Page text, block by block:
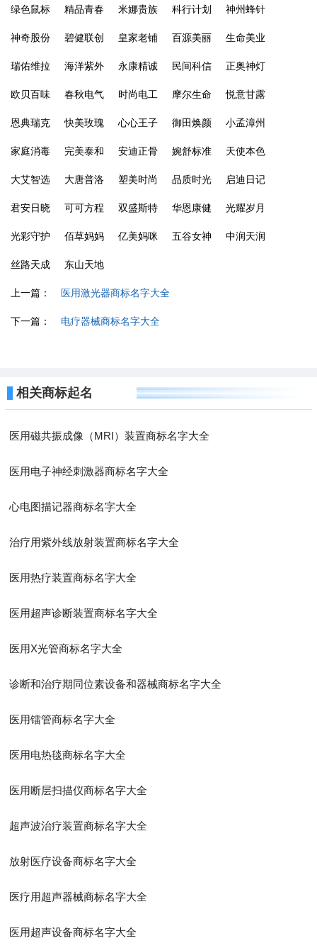
绿色鼠标 精品青春 米娜贵族 科行计划 神州蜂针
神奇股份 碧健联创 皇家老铺 百源美丽 生命美业
瑞佑维拉 海洋紫外 永康精诚 民间科信 正奥神灯
欧贝百味 春秋电气 时尚电工 摩尔生命 悦意甘露
恩典瑞克 快美玫瑰 心心王子 御田焕颜 小孟漳州
家庭消毒 完美泰和 安迪正骨 婉舒标准 天使本色
大艾智选 大唐普洛 塑美时尚 品质时光 启迪日记
君安日晓 可可方程 双盛斯特 华恩康健 光耀岁月
光彩守护 佰草妈妈 亿美妈咪 五谷女神 中润天润
丝路天成 东山天地
上一篇： 医用激光器商标名字大全
下一篇： 电疗器械商标名字大全
相关商标起名
医用磁共振成像（MRI）装置商标名字大全
医用电子神经刺激器商标名字大全
心电图描记器商标名字大全
治疗用紫外线放射装置商标名字大全
医用热疗装置商标名字大全
医用超声诊断装置商标名字大全
医用X光管商标名字大全
诊断和治疗期同位素设备和器械商标名字大全
医用镭管商标名字大全
医用电热毯商标名字大全
医用断层扫描仪商标名字大全
超声波治疗装置商标名字大全
放射医疗设备商标名字大全
医疗用超声器械商标名字大全
医用超声设备商标名字大全